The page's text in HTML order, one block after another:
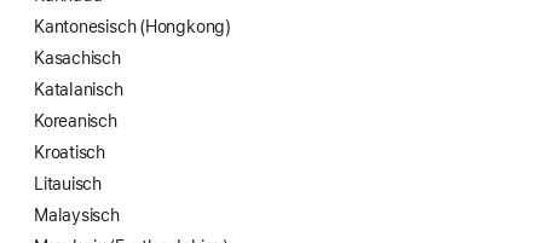
Kantonesisch (Hongkong)
Kasachisch
Katalanisch
Koreanisch
Kroatisch
Litauisch
Malaysisch